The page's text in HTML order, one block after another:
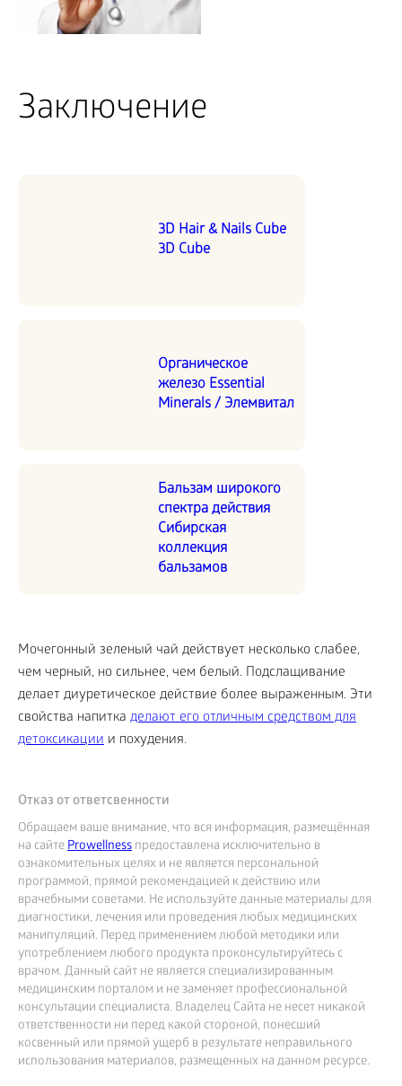
Заключение
3D Hair & Nails Cube
3D Cube
Органическое
железо Essential
Minerals / Элемвитал
Бальзам широкого
спектра действия
Сибирская
коллекция
бальзамов
Мочегонный зеленый чай действует несколько слабее,
чем черный, но сильнее, чем белый. Подслащивание
делает диуретическое действие более выраженным. Эти
свойства напитка делают его отличным средством для
детоксикации и похудения.
Отказ от ответсвенности
Обращаем ваше внимание, что вся информация, размещённая
на сайтеProwellness предоставлена исключительно в
ознакомительных целях и не является персональной
программой, прямой рекомендацией к действию или
врачебными советами. Не используйте данные материалы для
диагностики, лечения или проведения любых медицинских
манипуляций. Перед применением любой методики или
употреблением любого продукта проконсультируйтесь с
врачом. Данный сайт не является специализированным
медицинским порталом и не заменяет профессиональной
консультации специалиста. Владелец Сайта не несет никакой
ответственности ни перед какой стороной, понесший
косвенный или прямой ущерб в результате неправильного
использования материалов, размещенных на данном ресурсе.